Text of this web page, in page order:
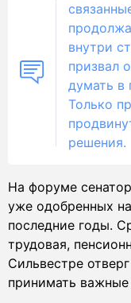
внутри
призвал
думать в
Только
решения.
На форуме
уже одобренных
последние годы.
трудовая,
Сильвестре
принимать